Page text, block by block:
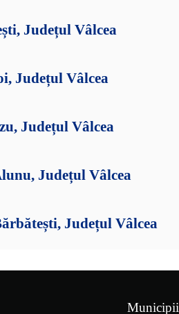
Județul Vâlcea
Județul Vâlcea
Județul Vâlcea
Județul Vâlcea
Județul Vâlcea
Municipii